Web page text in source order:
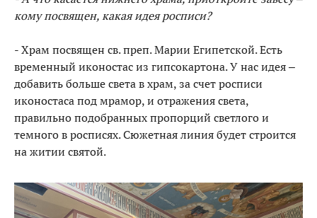
кому посвящен, какая идея росписи?
- Храм посвящен св. преп. Марии Египетской. Есть
временный иконостас из гипсокартона. У нас идея –
добавить больше света в храм, за счет росписи
иконостаса под мрамор, и отражения света,
правильно подобранных пропорций светлого и
темного в росписях. Сюжетная линия будет строится
на житии святой.